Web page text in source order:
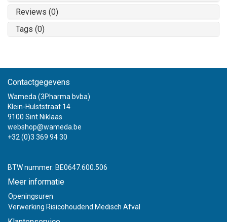
Reviews (0)
Tags (0)
Contactgegevens
Wameda (3Pharma bvba)
Klein-Hulststraat 14
9100 Sint Niklaas
webshop@wameda.be
+32 (0)3 369 94 30
BTW nummer: BE0647.600.506
Meer informatie
Openingsuren
Verwerking Risicohoudend Medisch Afval